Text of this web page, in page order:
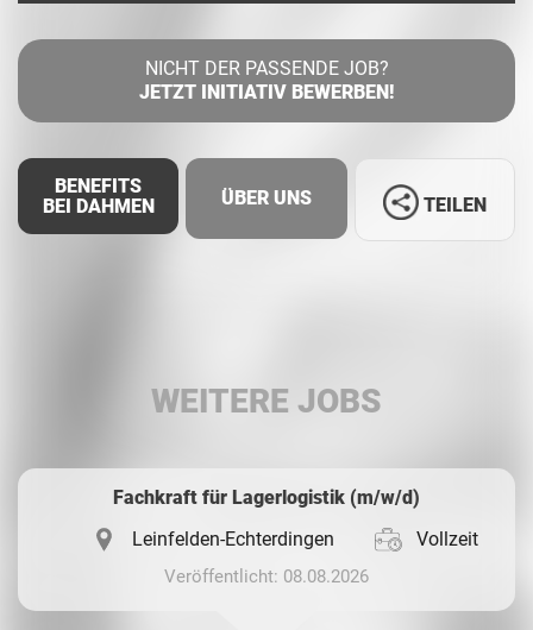
NICHT DER PASSENDE JOB?
JETZT INITIATIV BEWERBEN!
BENEFITS
BEI DAHMEN
ÜBER UNS TEILEN
WEITERE JOBS
Fachkraft für Lagerlogistik (m/w/d)
Leinfelden-Echterdingen
Vollzeit
Veröffentlicht: 08.08.2026